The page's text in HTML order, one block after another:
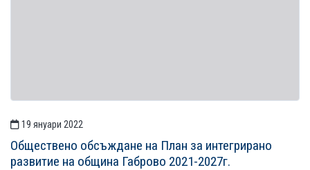
СТАТИИСТАТИИ
19 януари 2022
Обществено обсъждане на План за интегрирано
развитие на община Габрово 2021-2027г.